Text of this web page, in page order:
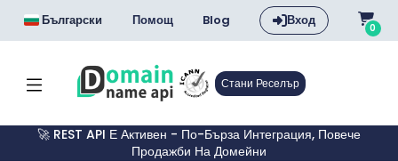
Български Помощ Blog Вход 0
Стани Реселър
🚀 REST API Е Активен - По-Бърза Интеграция, Повече
Продажби На Домейни